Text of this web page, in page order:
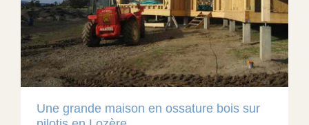
Une grande maison en ossature bois sur